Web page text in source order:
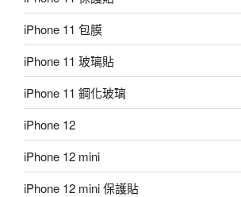
iPhone 11 包膜
iPhone 11 玻璃貼
iPhone 11 鋼化玻璃
iPhone 12
iPhone 12 mini
iPhone 12 mini 保護貼